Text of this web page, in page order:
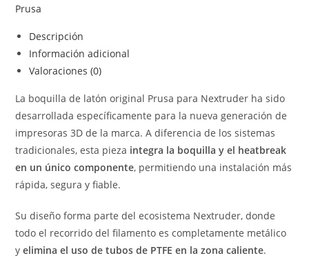
Prusa
Descripción
Información adicional
Valoraciones (0)
La boquilla de latón original Prusa para Nextruder ha sido
desarrollada específicamente para la nueva generación de
impresoras 3D de la marca. A diferencia de los sistemas
tradicionales, esta pieza integra la boquilla y el heatbreak
en un único componente, permitiendo una instalación más
rápida, segura y fiable.
Su diseño forma parte del ecosistema Nextruder, donde
todo el recorrido del filamento es completamente metálico
yelimina el uso de tubos de PTFE en la zona caliente.